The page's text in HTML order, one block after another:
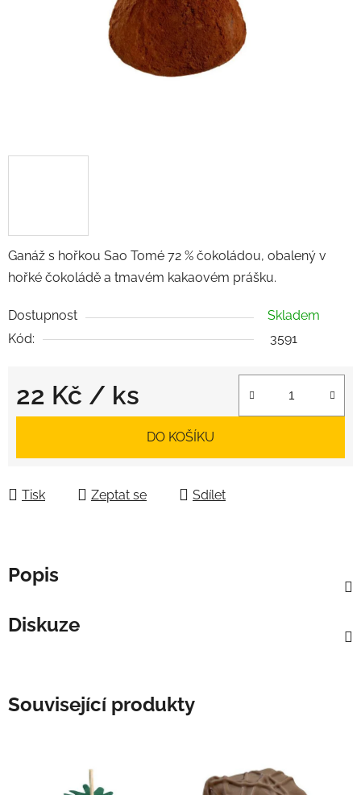
Ganáž s hořkou Sao Tomé 72 % čokoládou, obalený v
hořké čokoládě a tmavém kakaovém prášku.
Dostupnost
Skladem
Kód:
3591
22 Kč / ks
Měrná cena:
DO KOŠÍKU
Tisk Zeptat se Sdílet
Popis
Diskuze
Související produkty